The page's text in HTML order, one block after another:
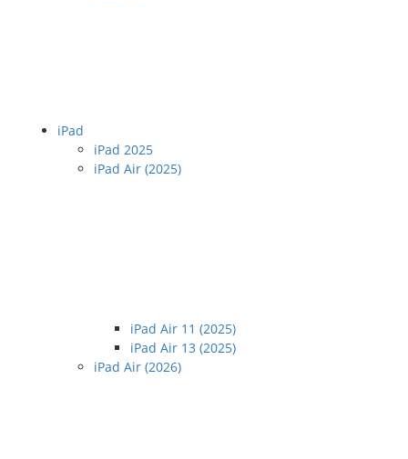
iPad
iPad 2025
iPad Air (2025)
iPad Air 11 (2025)
iPad Air 13 (2025)
iPad Air (2026)